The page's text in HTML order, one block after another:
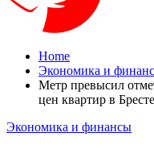
Home
Экономика и
Метр превысил
цен квартир в
Экономика и финансы